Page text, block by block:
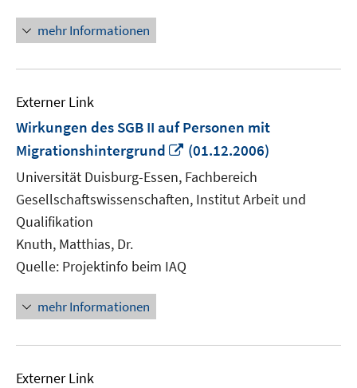
mehr Informationen
Externer Link
Wirkungen des SGB II auf Personen mit
Migrationshintergrund
In
neuem
Fenster
öffnen
(01.12.2006)
Universität Duisburg-Essen, Fachbereich
Gesellschaftswissenschaften, Institut Arbeit und
Qualifikation
Knuth, Matthias, Dr.
Quelle: Projektinfo beim IAQ
mehr Informationen
Externer Link